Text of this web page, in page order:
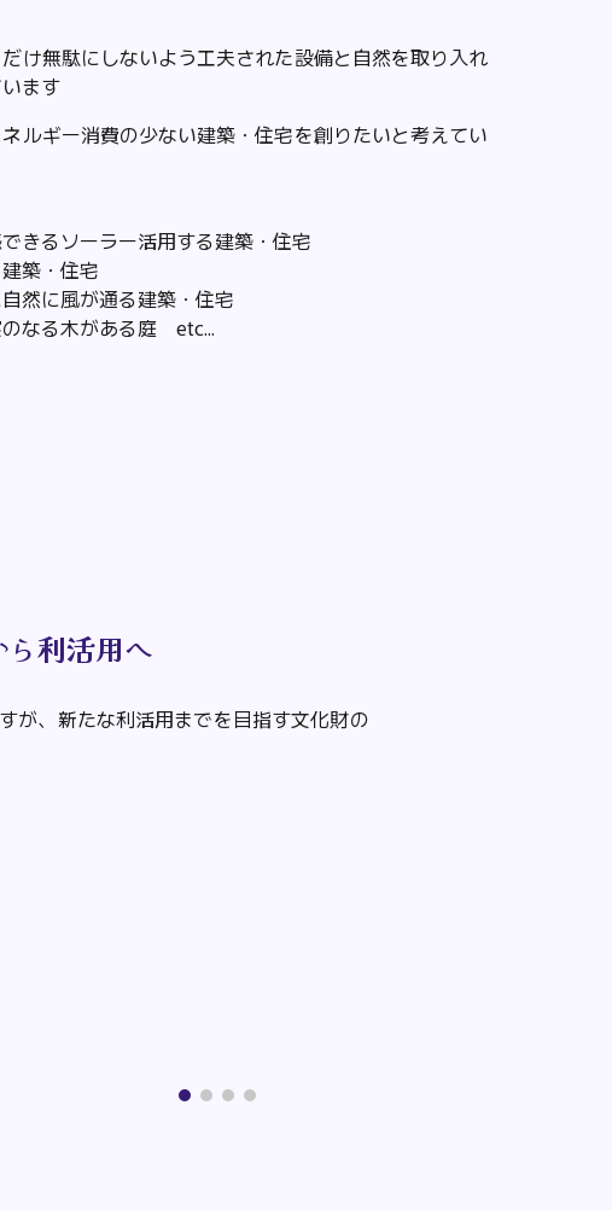
け無駄にしないよう工夫された設備と自然を取り入れ
ます
ルギー消費の少ない建築・住宅を創りたいと考えてい
きるソーラー活用する建築・住宅
築・住宅
然に風が通る建築・住宅
のなる木がある庭 etc...
利活用へ
が、新たな利活用までを目指す文化財の